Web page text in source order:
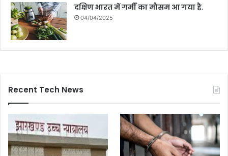
दक्षिण भारत में गर्मी का मौसम आ गया है.
04/04/2025
Recent Tech News